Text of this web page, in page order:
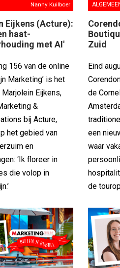
Nanny Kuilboer
Eijkens (Acture):
haat-
met AI'
156 van de online
Marketing’ is het
Eijkens,
&
bij Acture,
het gebied van
en
‘Ik floreer in
die volop in
Zuid
Eind
de
een
waar
de